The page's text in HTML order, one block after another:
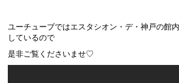
ユーチューブではエスタシオン・デ・神戸の館
しているので
是非ご覧くださいませ♡